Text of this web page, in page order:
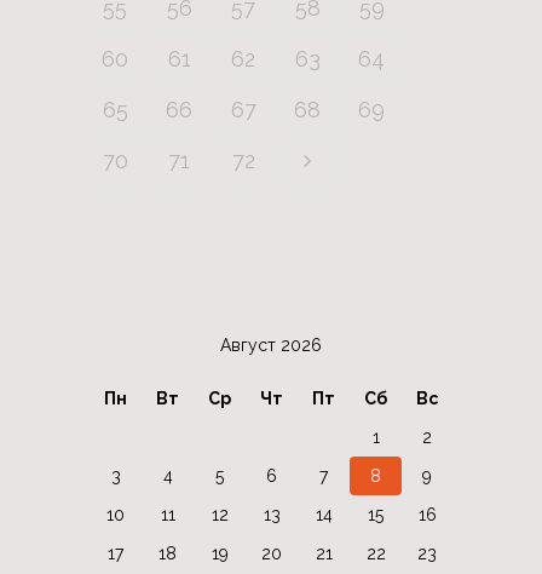
55
56 57 58
59
60
61 62 63
64
65
66 67 68
69
70
71 72
Август 2026
Пн Вт Ср Чт Пт Сб Вс
1
2
3
4 5 6 7 8
9
10
11 12 13 14 15
16
17
18 19 20 21 22
23